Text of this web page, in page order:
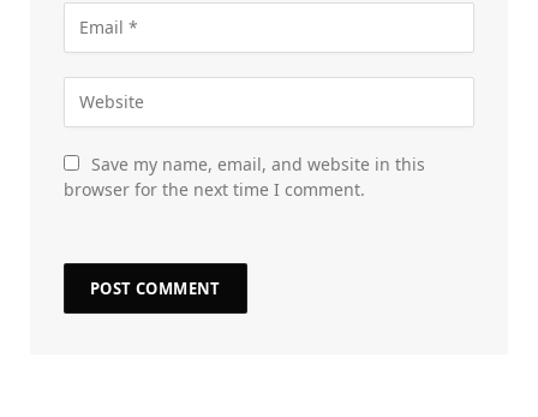
Save my name, email, and website in this
browser for the next time I comment.